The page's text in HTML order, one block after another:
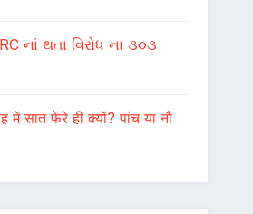
નાં થતા વિરોધ ના ૩૦૩
में सात फेरे ही क्यों? पांच या नौ